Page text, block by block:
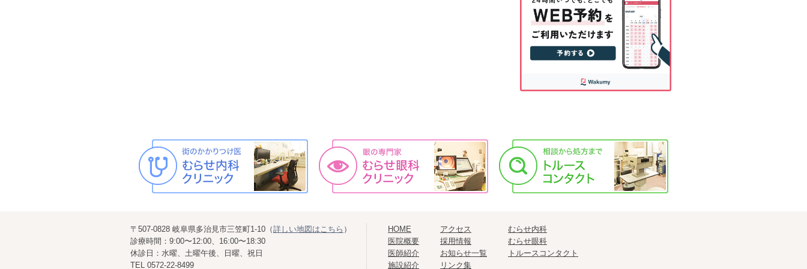
〒507-0828 岐阜県多治見市三笠町1-10（詳しい地図はこちら ）
診療時間：9:00〜12:00、16:00〜18:30
休診日：水曜、土曜午後、日曜、祝日
TEL 0572-22-8499
HOME
医院概要
医師紹介
施設紹介
アクセス
採用情報
お知らせ一覧
リンク集
むらせ内科
むらせ眼科
トルースコンタクト